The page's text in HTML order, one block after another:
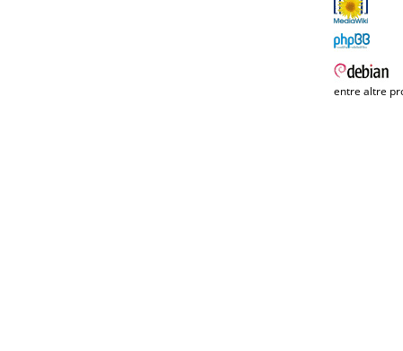
entre altre